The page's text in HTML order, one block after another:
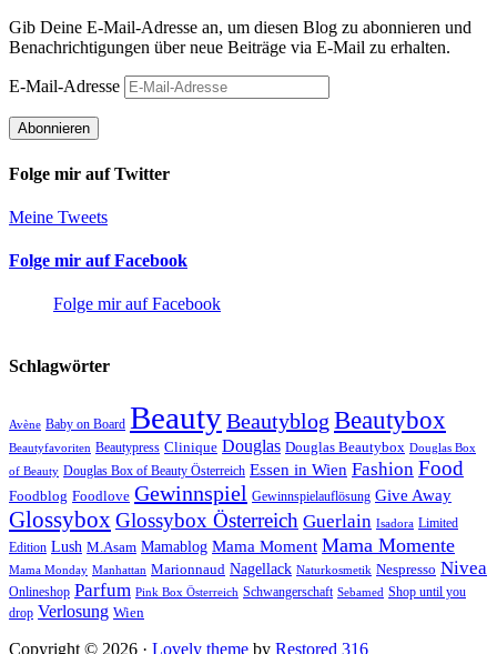
Gib Deine E-Mail-Adresse an, um diesen Blog zu abonnieren und
Benachrichtigungen über neue Beiträge via E-Mail zu erhalten.
E-Mail-Adresse
Abonnieren
Folge mir auf Twitter
Meine Tweets
Folge mir auf Facebook
Folge mir auf Facebook
Schlagwörter
Avène Baby on Board BeautyBeautyblog Beautybox
Beautyfavoriten Beautypress Clinique Douglas Douglas Beautybox Douglas Box
of Beauty Douglas Box of Beauty Österreich Essen in Wien Fashion Food
Foodblog Foodlove Gewinnspiel Gewinnspielauflösung Give Away
GlossyboxGlossybox Österreich Guerlain Isadora Limited
Edition Lush M.Asam Mamablog Mama Moment Mama Momente
Mama Monday Manhattan Marionnaud Nagellack Naturkosmetik Nespresso Nivea
Onlineshop Parfum Pink Box Österreich Schwangerschaft Sebamed Shop until you
drop Verlosung Wien
Copyright © 2026 · Lovely theme by Restored 316